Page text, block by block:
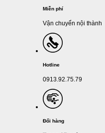
Miễn phí
Vận chuyển nội thành
Hotline
0913.92.75.79
Đổi hàng